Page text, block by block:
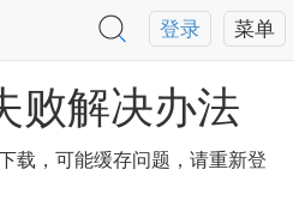
菜单
登录
败解决办法
载，可能缓存问题，请重新登